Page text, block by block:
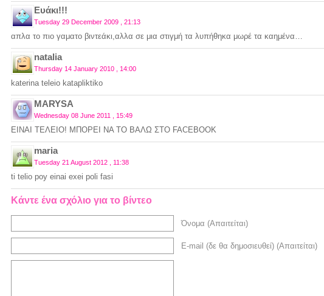
Ευάκι!!!
Tuesday 29 December 2009 , 21:13
απλα το πιο γαματο βιντεάκι,αλλα σε μια στιγμή τα λυπήθηκα μωρέ τα καημένα…
natalia
Thursday 14 January 2010 , 14:00
katerina teleio katapliktiko
MARYSA
Wednesday 08 June 2011 , 15:49
ΕΙΝΑΙ ΤΕΛΕΙΟ! ΜΠΟΡΕΙ ΝΑ ΤΟ ΒΑΛΩ ΣΤΟ FACEBOOK
maria
Tuesday 21 August 2012 , 11:38
ti telio poy einai exei poli fasi
Κάντε ένα σχόλιο για το βίντεο
Όνομα (Απαιτείται)
E-mail (δε θα δημοσιευθεί) (Απαιτείται)